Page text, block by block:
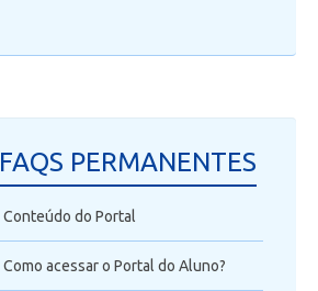
FAQS PERMANENTES
Conteúdo do Portal
Como acessar o Portal do Aluno?